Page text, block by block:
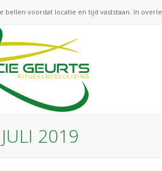
bellen voordat locatie en tijd vaststaan. In
2019